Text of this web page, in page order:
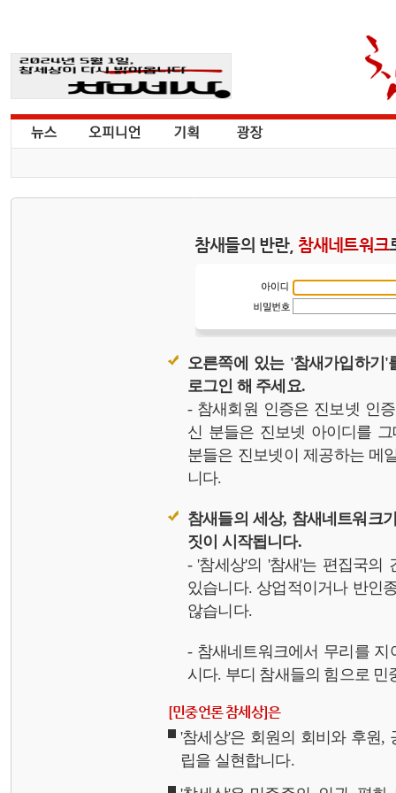
참새들의 반란, 참새네트워크
오른쪽에 있는 '참새가입하기
로그인 해 주세요.
- 참새회원 인증은 진보넷 인
신 분들은 진보넷 아이디를
분들은 진보넷이 제공하는 메
니다.
참새들의 세상, 참새네트워크
짓이 시작됩니다.
- '참세상'의 '참새'는 편집국의
있습니다. 상업적이거나 반인
않습니다.
- 참새네트워크에서 무리를
시다. 부디 참새들의 힘으로 민
[민중언론 참세상]은
'참세상'은 회원의 회비와 후원,
립을 실현합니다.